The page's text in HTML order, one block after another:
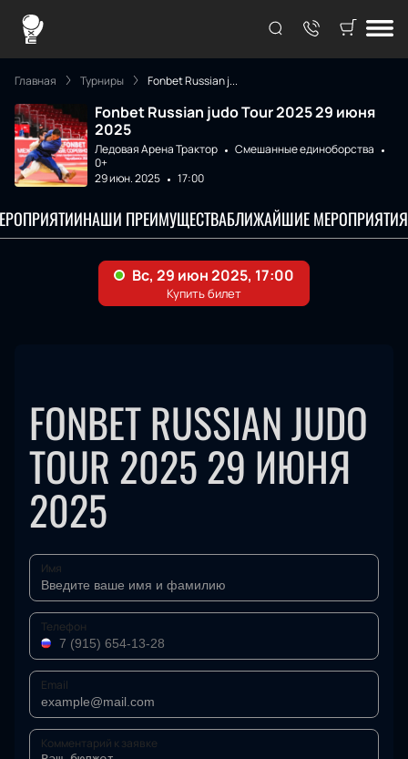
Главная Турниры Fonbet Russian j...
Fonbet Russian judo Tour 2025 29 июня
2025
Ледовая Арена Трактор
Смешанные единоборства
0+
29 июн. 2025
17:00
НАШИ ПРЕИМУЩЕСТВАБЛИЖАЙШИЕ МЕРОПРИЯТИЯ
FONBET RUSSIAN JUDO
TOUR 2025 29 ИЮНЯ
2025
Имя
Телефон
Email
Комментарий к заявке